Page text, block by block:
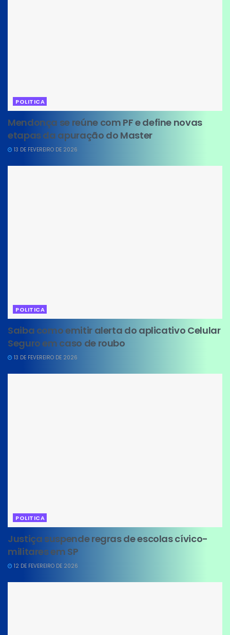
POLITICA
Mendonça se reúne com PF e define novas
etapas da apuração do Master
13 DE FEVEREIRO DE 2026
POLITICA
Saiba como emitir alerta do aplicativo Celular
Seguro em caso de roubo
13 DE FEVEREIRO DE 2026
POLITICA
Justiça suspende regras de escolas cívico-
militares em SP
12 DE FEVEREIRO DE 2026